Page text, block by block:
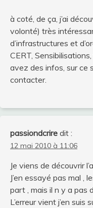
à coté, de ça, j’ai
volonté) très
d’infrastructures et
CERT,
avez des infos, sur ce
contacter.
passiondcrire dit :
12 mai 2010 à 11:06
Je viens de découvrir
J’en essayé pas mal ,
part , mais il n y a pas
L’erreur vient j’en suis